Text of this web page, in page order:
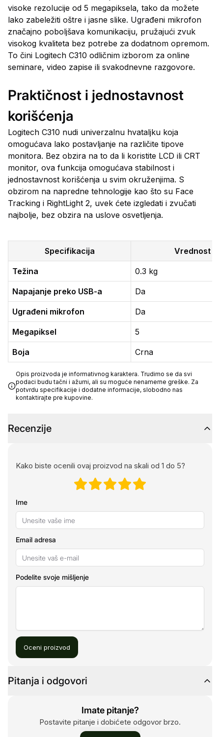
visoke rezolucije od 5 megapiksela, tako da možete
lako zabeležiti oštre i jasne slike. Ugrađeni mikrofon
značajno poboljšava komunikaciju, pružajući zvuk
visokog kvaliteta bez potrebe za dodatnom opremom.
To čini Logitech C310 odličnim izborom za online
seminare, video zapise ili svakodnevne razgovore.
Praktičnost i jednostavnost
korišćenja
Logitech C310 nudi univerzalnu hvataljku koja
omogućava lako postavljanje na različite tipove
monitora. Bez obzira na to da li koristite LCD ili CRT
monitor, ova funkcija omogućava stabilnost i
jednostavnost korišćenja u svim okruženjima. S
obzirom na napredne tehnologije kao što su Face
Tracking i RightLight 2, uvek ćete izgledati i zvučati
najbolje, bez obzira na uslove osvetljenja.
Specifikacija Vrednost
Težina 0.3 kg
Napajanje preko USB-a Da
Ugrađeni mikrofon Da
Megapiksel 5
Boja Crna
Opis proizvoda je informativnog karaktera. Trudimo se da svi
podaci budu tačni i ažurni, ali su moguće nenamerne greške. Za
potvrdu specifikacije i dodatne informacije, slobodno nas
kontaktirajte pre kupovine.
Recenzije
Kako biste ocenili ovaj proizvod na skali od 1 do 5?
Ime
Email adresa
Podelite svoje mišljenje
Oceni proizvod
Pitanja i odgovori
Imate pitanje?
Postavite pitanje i dobićete odgovor brzo.